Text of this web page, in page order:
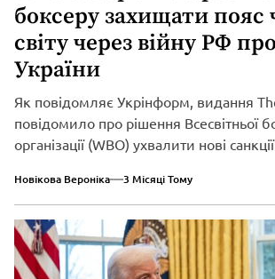
боксеру захищати пояс
світу через війну РФ
України
Як повідомляє Укрінформ, видання
повідомило про рішення Всесвітньої
організації (WBO) ухвалити нові
Новікова Вероніка 3 Місяці Тому